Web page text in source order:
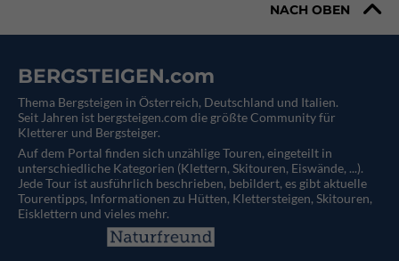
NACH OBEN
BERGSTEIGEN.com
Thema Bergsteigen in Österreich, Deutschland und Italien.
Seit Jahren ist bergsteigen.com die größte Community für
Kletterer und Bergsteiger.
Auf dem Portal finden sich unzählige Touren, eingeteilt in
unterschiedliche Kategorien (Klettern, Skitouren, Eiswände, ...).
Jede Tour ist ausführlich beschrieben, bebildert, es gibt aktuelle
Tourentipps, Informationen zu Hütten, Klettersteigen, Skitouren,
Eisklettern und vieles mehr.